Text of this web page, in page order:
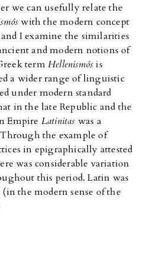
we can usefully relate the
with the modern concept
and I examine the similarities
and modern notions of
termHellenismósis
a wider range of linguistic
under modern standard
in the late Republic and the
Empire Latinitas was a
the example of
in epigraphically attested
was considerable variation
this period. Latin was
the modern sense of the